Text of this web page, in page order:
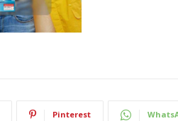
Pinterest